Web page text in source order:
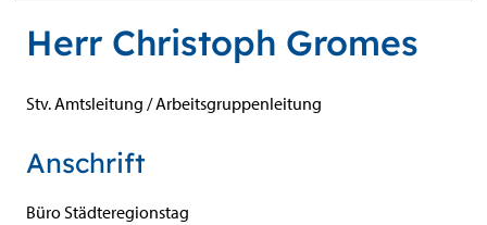
Herr Christoph Gromes
Stv. Amtsleitung / Arbeitsgruppenleitung
Anschrift
Büro Städteregionstag